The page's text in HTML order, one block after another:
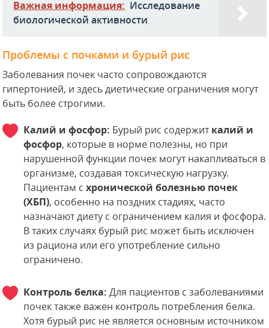
Важная информация: Исследование
биологической активности
Проблемы с почками и бурый рис
Заболевания почек часто сопровождаются
гипертонией, и здесь диетические ограничения могут
быть более строгими.
Калий и фосфор: Бурый рис содержиткалий и
фосфор, которые в норме полезны, но при
нарушенной функции почек могут накапливаться в
организме, создавая токсическую нагрузку.
Пациентам схронической болезнью почек
(ХБП), особенно на поздних стадиях, часто
назначают диету с ограничением калия и фосфора.
В таких случаях бурый рис может быть исключен
из рациона или его употребление сильно
ограничено.
Контроль белка: Для пациентов с заболеваниями
почек также важен контроль потребления белка.
Хотя бурый рис не является основным источником